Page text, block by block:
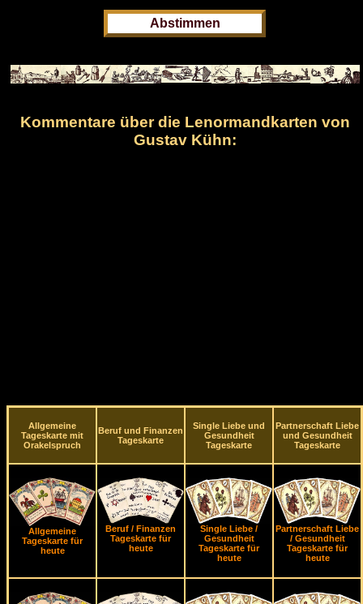
Kommentare über die Lenormandkarten von
Gustav Kühn:
Allgemeine
Tageskarte mit
Orakelspruch
Beruf und Finanzen
Tageskarte
Single Liebe und
Gesundheit
Tageskarte
Partnerschaft Liebe
und Gesundheit
Tageskarte
Allgemeine
Tageskarte für
heute
Beruf / Finanzen
Tageskarte für
heute
Single Liebe /
Gesundheit
Tageskarte für
heute
Partnerschaft Liebe
/ Gesundheit
Tageskarte für
heute